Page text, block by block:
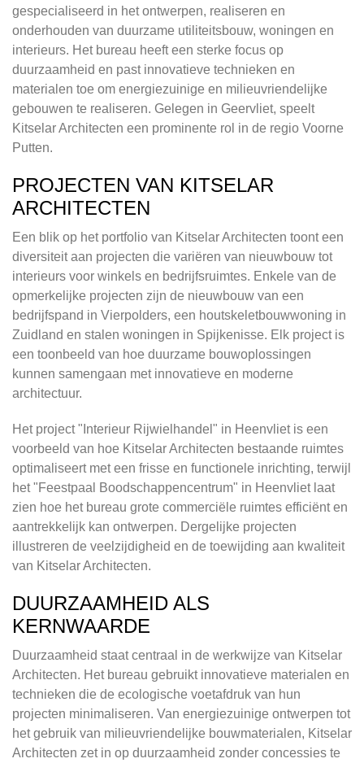
gespecialiseerd in het ontwerpen, realiseren en
onderhouden van duurzame utiliteitsbouw, woningen en
interieurs. Het bureau heeft een sterke focus op
duurzaamheid en past innovatieve technieken en
materialen toe om energiezuinige en milieuvriendelijke
gebouwen te realiseren. Gelegen in Geervliet, speelt
Kitselar Architecten een prominente rol in de regio Voorne
Putten.
PROJECTEN VAN KITSELAR
ARCHITECTEN
Een blik op het portfolio van Kitselar Architecten toont een
diversiteit aan projecten die variëren van nieuwbouw tot
interieurs voor winkels en bedrijfsruimtes. Enkele van de
opmerkelijke projecten zijn de nieuwbouw van een
bedrijfspand in Vierpolders, een houtskeletbouwwoning in
Zuidland en stalen woningen in Spijkenisse. Elk project is
een toonbeeld van hoe duurzame bouwoplossingen
kunnen samengaan met innovatieve en moderne
architectuur.
Het project "Interieur Rijwielhandel" in Heenvliet is een
voorbeeld van hoe Kitselar Architecten bestaande ruimtes
optimaliseert met een frisse en functionele inrichting, terwijl
het "Feestpaal Boodschappencentrum" in Heenvliet laat
zien hoe het bureau grote commerciële ruimtes efficiënt en
aantrekkelijk kan ontwerpen. Dergelijke projecten
illustreren de veelzijdigheid en de toewijding aan kwaliteit
van Kitselar Architecten.
DUURZAAMHEID ALS
KERNWAARDE
Duurzaamheid staat centraal in de werkwijze van Kitselar
Architecten. Het bureau gebruikt innovatieve materialen en
technieken die de ecologische voetafdruk van hun
projecten minimaliseren. Van energiezuinige ontwerpen tot
het gebruik van milieuvriendelijke bouwmaterialen, Kitselar
Architecten zet in op duurzaamheid zonder concessies te